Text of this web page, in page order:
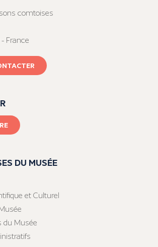
comtoises
France
DU MUSÉE
et Culturel
du Musée